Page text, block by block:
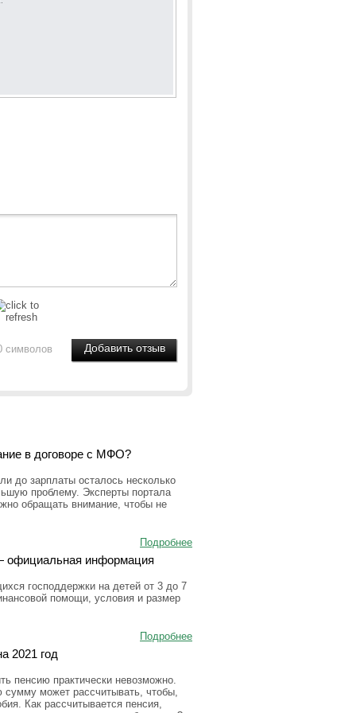
символов
в договоре с МФО?
до зарплаты осталось несколько
проблему. Эксперты портала
обращать внимание, чтобы не
Подробнее
официальная информация
господдержки на детей от 3 до 7
помощи, условия и размер
Подробнее
2021 год
пенсию практически невозможно.
сумму может рассчитывать, чтобы,
Как рассчитывается пенсия,